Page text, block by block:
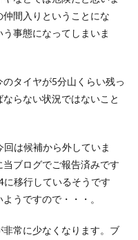
間入りということにな
事態になってしまいま
タイヤが5分山くらい残っ
らない状況ではないこと
は候補から外していま
ブログでご報告済みです
に移行しているそうです
うですので・・・。
常に少なくなります。ブ